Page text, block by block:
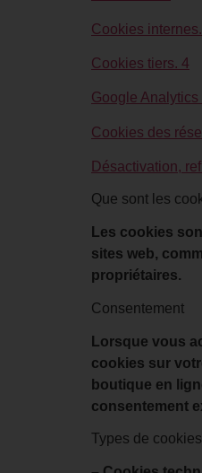
Cookies
Cookies tiers. 4
Google Analytics
Cookies des
Désactivation,
Que sont les
Les cookies
sites web,
propriétaires.
Consentement
Lorsque vous
cookies sur
boutique en
consentement
Types de